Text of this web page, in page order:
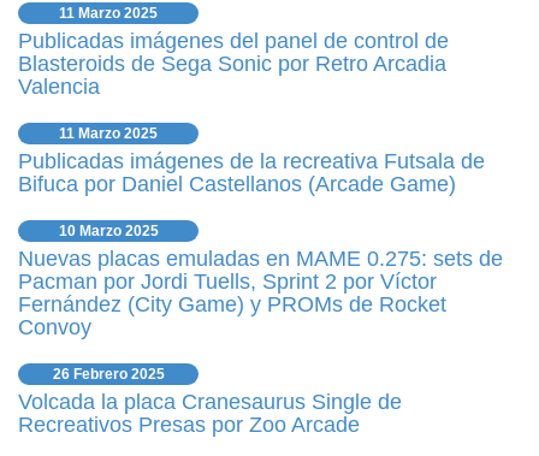
11 Marzo 2025
Publicadas imágenes del panel de control de
Blasteroids de Sega Sonic por Retro Arcadia
Valencia
11 Marzo 2025
Publicadas imágenes de la recreativa Futsala de
Bifuca por Daniel Castellanos (Arcade Game)
10 Marzo 2025
Nuevas placas emuladas en MAME 0.275: sets de
Pacman por Jordi Tuells, Sprint 2 por Víctor
Fernández (City Game) y PROMs de Rocket
Convoy
26 Febrero 2025
Volcada la placa Cranesaurus Single de
Recreativos Presas por Zoo Arcade